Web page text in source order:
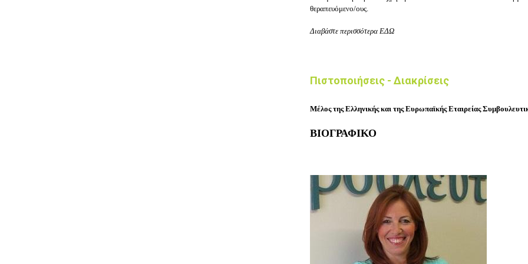
θεραπευόμενο/ους.
Διαβάστε περισσότερα ΕΔΩ
Πιστοποιήσεις - Διακρίσεις
Μέλος της Ελληνικής και της Ευρωπαϊκής Εταιρείας
ΒΙΟΓΡΑΦΙΚΟ